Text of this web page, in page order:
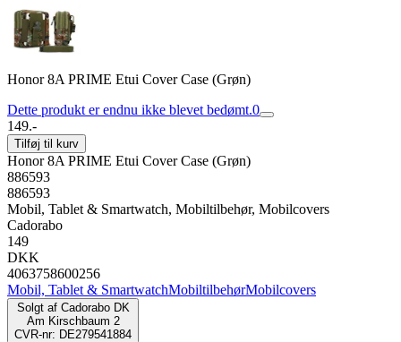
Honor 8A PRIME Etui Cover Case (Grøn)
Dette produkt er endnu ikke blevet bedømt.0
149.-
Tilføj til kurv
Honor 8A PRIME Etui Cover Case (Grøn)
886593
886593
Mobil, Tablet & Smartwatch, Mobiltilbehør, Mobilcovers
Cadorabo
149
DKK
4063758600256
Mobil, Tablet & SmartwatchMobiltilbehørMobilcovers
Solgt af Cadorabo DK
Am Kirschbaum 2
CVR-nr: DE279541884